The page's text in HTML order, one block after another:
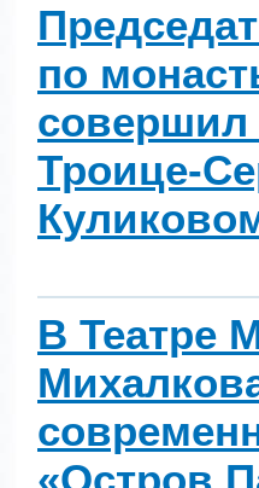
по
совершил
Троице-
В Театре